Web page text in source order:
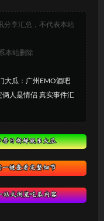
分享汇总，不代表本站
本站删除
大瓜：广州EMO酒吧
人是情侣 真实事件汇